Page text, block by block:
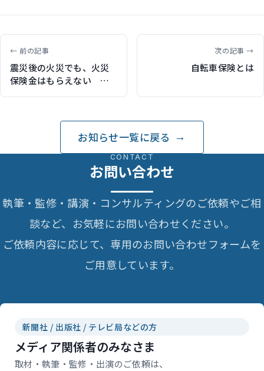
← 前の記事
震災後の火災でも、火災
保険金はもらえない 宮
次の記事 →
自転車保険とは
お知らせ一覧に戻る
CONTACT
お問い合わせ
執筆・監修・講演・コンサルティングのご依頼やご相
談など、お気軽にお問い合わせください。
ご依頼内容に応じて、専用のお問い合わせフォームを
ご用意しています。
新聞社 / 出版社 / テレビ局などの方
メディア関係者のみなさま
取材・執筆・監修・出演のご依頼は、